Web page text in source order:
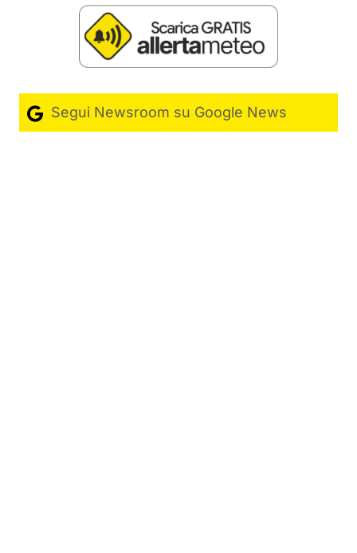
Segui Newsroom su Google News